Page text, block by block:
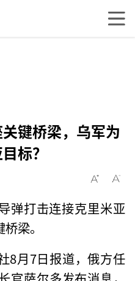
键桥梁，乌军为
标？
弹打击连接克里米亚
梁。
8月7日报道，俄方任